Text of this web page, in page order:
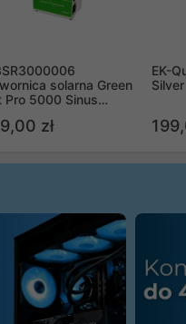
solarna Green
Pro 5000 Sinus
zł
EK-
Silver